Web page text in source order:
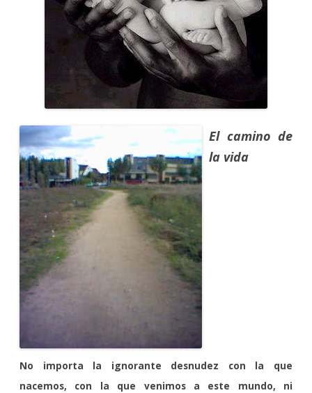
El camino de
la vida
No importa la ignorante desnudez con la que
nacemos, con la que venimos a este mundo, ni